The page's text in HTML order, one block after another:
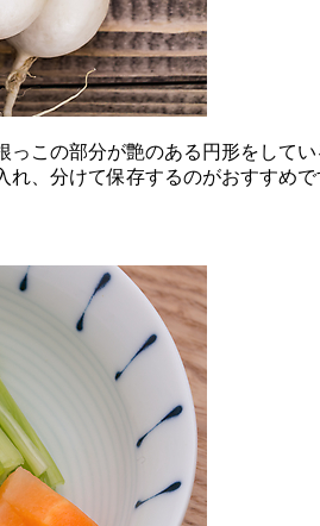
この部分が艶のある円形をして
、分けて保存するのがおすすめで